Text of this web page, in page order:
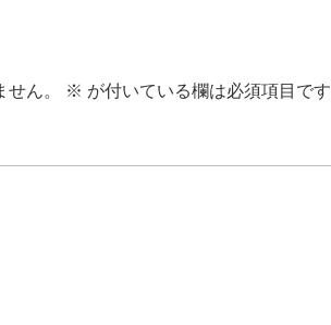
ん。 ※ が付いている欄は必須項目です